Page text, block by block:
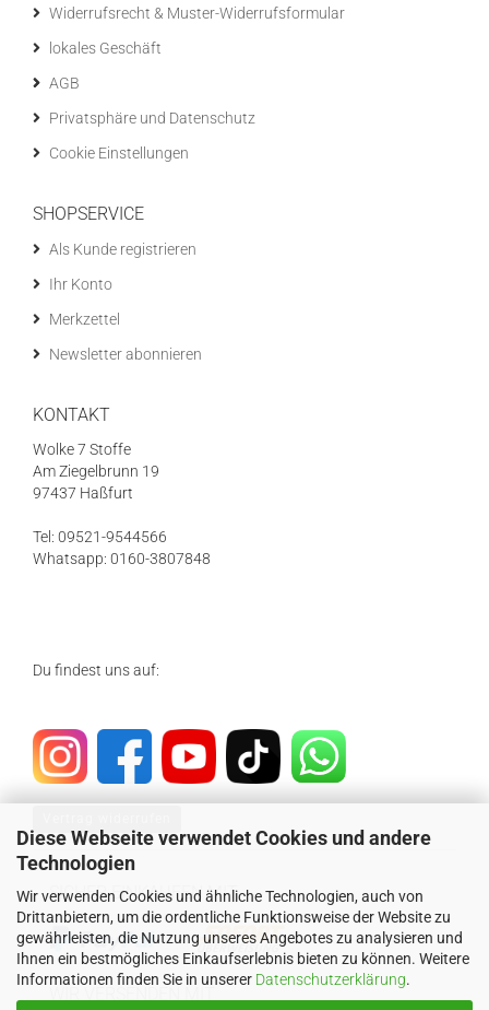
Diese Webseite verwendet Cookies und andere
Technologien
Wir verwenden Cookies und ähnliche Technologien, auch von
Drittanbietern, um die ordentliche Funktionsweise der Website zu
gewährleisten, die Nutzung unseres Angebotes zu analysieren und
Ihnen ein bestmögliches Einkaufserlebnis bieten zu können. Weitere
Informationen finden Sie in unserer Datenschutzerklärung.
Widerrufsrecht & Muster-Widerrufsformular
lokales Geschäft
AGB
Privatsphäre und Datenschutz
Cookie Einstellungen
SHOPSERVICE
Als Kunde registrieren
Ihr Konto
Merkzettel
Newsletter abonnieren
KONTAKT
Wolke 7 Stoffe
Am Ziegelbrunn 19
97437 Haßfurt
Tel: 09521-9544566
Whatsapp: 0160-3807848
Du findest uns auf:
SICHER EINKAUFEN MIT